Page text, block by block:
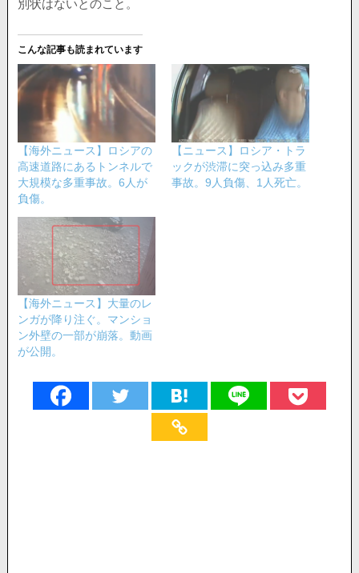
別状はないとのこと。
こんな記事も読まれています
【海外ニュース】ロシアの
高速道路にあるトンネルで
大規模な多重事故。6人が
負傷。
【ニュース】ロシア・トラ
ックが渋滞に突っ込み多重
事故。9人負傷、1人死亡。
【海外ニュース】大量のレ
ンガが降り注ぐ。マンショ
ン外壁の一部が崩落。動画
が公開。